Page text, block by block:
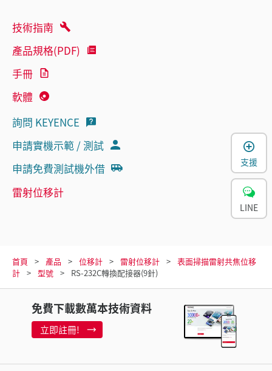
技術指南
產品規格(PDF)
手冊
軟體
詢問 KEYENCE
申請實機示範 / 測試
申請免費測試機外借
雷射位移計
首頁 產品 位移計 雷射位移計
表面掃描雷射共焦位移
計
型號 RS-232C轉換配接器(9針)
免費下載數萬本技術資料
立即註冊!
支援
LINE